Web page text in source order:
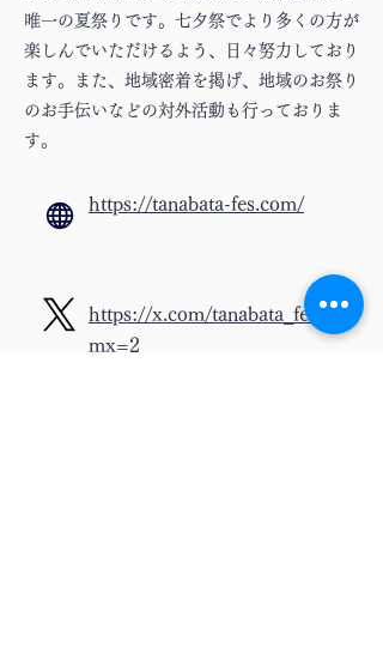
唯一の夏祭りです。七夕祭でより多くの方が
楽しんでいただけるよう、日々努力しており
ます。また、地域密着を掲げ、地域のお祭り
のお手伝いなどの対外活動も行っておりま
す。
https://tanabata-fes.com/
https://x.com/tanabata_fes?
mx=2